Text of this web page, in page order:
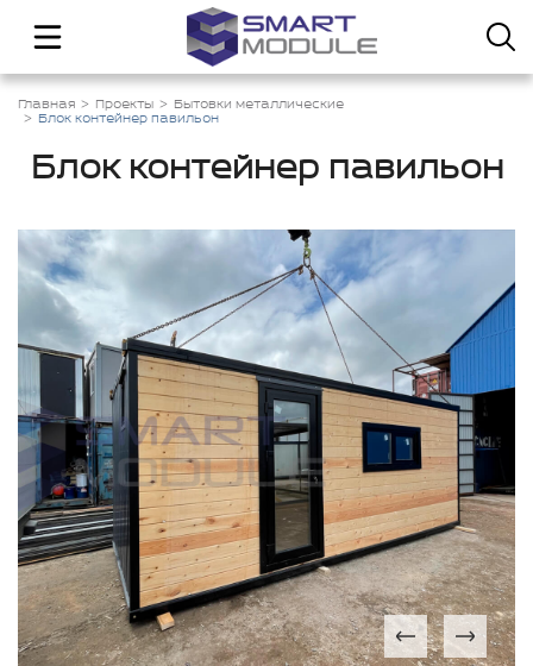
Главная Проекты
Бытовки металлические
Блок контейнер павильон
Блок контейнер павильон